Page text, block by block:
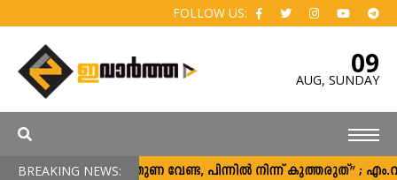
FOLLOW US:
09
AUG, SUNDAY
BREAKING NEWS:“പിന്തുണ വേണ്ട, പിന്നിൽ നിന്ന് കുത്തരുത്” ;